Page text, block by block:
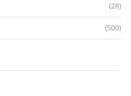
(28)
(500)